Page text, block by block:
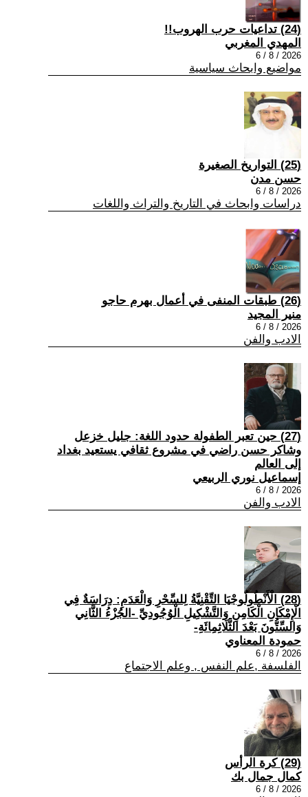
(24) تداعيات حرب الهروب!!
المهدي المغربي
2026 / 8 / 6
مواضيع وابحاث سياسية
(25) التواريخ الصغيرة
حسن مدن
2026 / 8 / 6
دراسات وابحاث في التاريخ والتراث واللغات
(26) طبقات المنفى في أعمال بهرم حاجو
منير المجيد
2026 / 8 / 6
الادب والفن
(27) حين تعبر الطفولة حدود اللغة: جليل خزعل
وشاكر حسن راضي في مشروع ثقافي يستعيد بغداد
إلى العالم
إسماعيل نوري الربيعي
2026 / 8 / 6
الادب والفن
(28) الْأَنْطُولُوجْيَا التِّقْنِيَّةُ لِلسِّحْرِ وَالْعَدَمِ: دِرَاسَةٌ فِي
الْإِمْكَانِ الْكَامِنِ وَالتَّشْكِيلِ الْوُجُودِيِّ -الجُزْءُ الثَّانِي
وَالسِّتُّونَ بَعْدَ الثَّلَاثِمِائَةِ-
حمودة المعناوي
2026 / 8 / 6
الفلسفة ,علم النفس , وعلم الاجتماع
(29) كرة الرأس
كمال جمال بك
2026 / 8 / 6